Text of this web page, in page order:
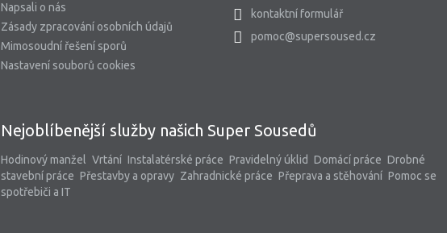
Napsali o nás
Zásady zpracování osobních údajů
Mimosoudní řešení sporů
Nastavení souborů cookies
kontaktní formulář
pomoc@supersoused.cz
Nejoblíbenější služby našich Super Sousedů
Hodinový manžel Vrtání Instalatérské práce Pravidelný úklid Domácí práce Drobné
stavební práce Přestavby a opravy Zahradnické práce Přeprava a stěhování Pomoc se
spotřebiči a IT